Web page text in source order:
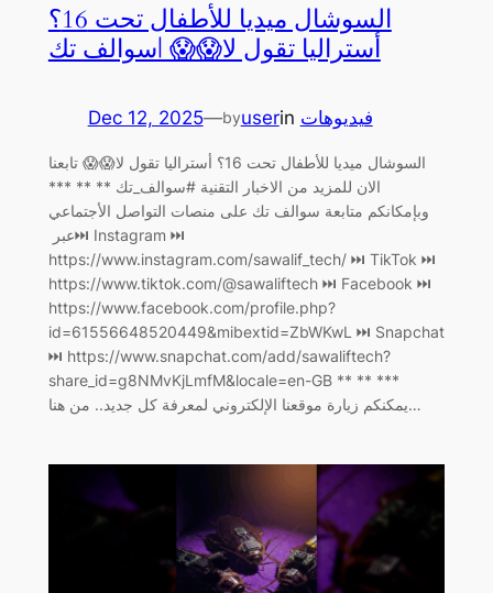
السوشال ميديا للأطفال تحت 16؟
أستراليا تقول لا😱😱 |سوالف تك
Dec 12, 2025—byuserin فيديوهات
السوشال ميديا للأطفال تحت 16؟ أستراليا تقول لا😱😱 تابعنا
الان للمزيد من الاخبار التقنية #سوالف_تك ** ** ***
وبإمكانكم متابعة سوالف تك على منصات التواصل الأجتماعي
عبر ‏⏭ Instagram ⏭
https://www.instagram.com/sawalif_tech/ ‏⏭ TikTok ⏭
https://www.tiktok.com/@sawaliftech ‏⏭ Facebook ⏭
https://www.facebook.com/profile.php?
id=61556648520449&mibextid=ZbWKwL ‏⏭ Snapchat
⏭ https://www.snapchat.com/add/sawaliftech?
share_id=g8NMvKjLmfM&locale=en-GB ** ** ***
يمكنكم زيارة موقعنا الإلكتروني لمعرفة كل جديد.. من هنا…